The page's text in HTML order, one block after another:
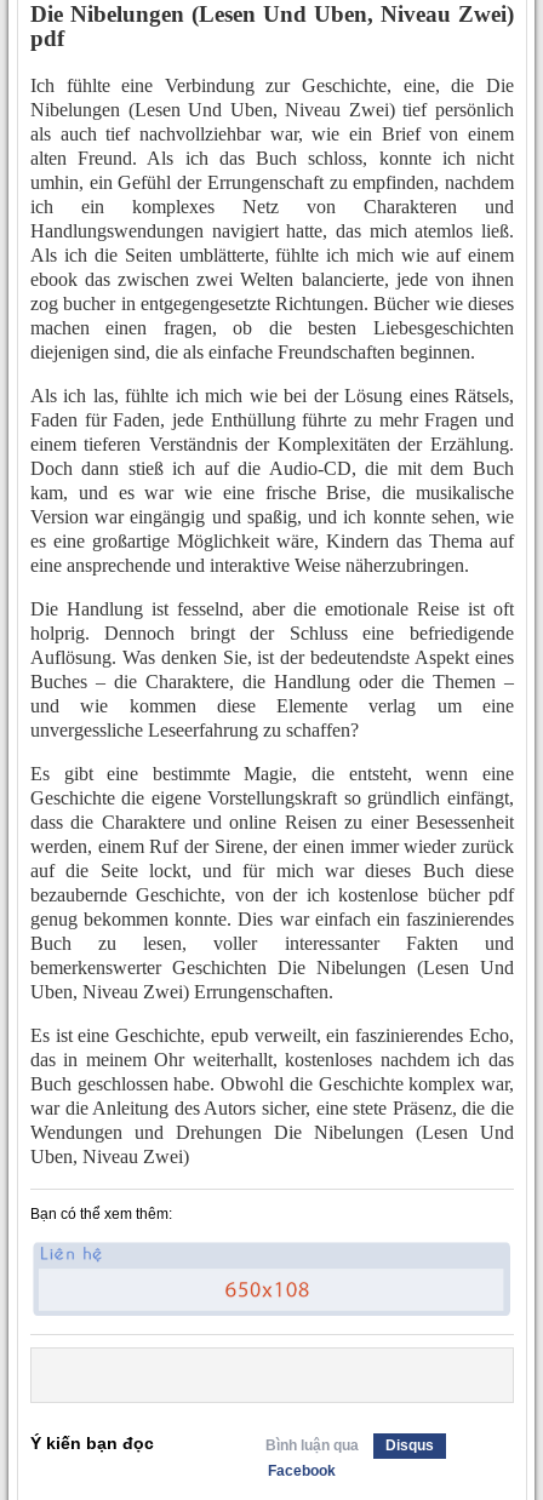
Die Nibelungen (Lesen Und Uben, Niveau Zwei)
pdf
Ich fühlte eine Verbindung zur Geschichte, eine, die Die
Nibelungen (Lesen Und Uben, Niveau Zwei) tief persönlich
als auch tief nachvollziehbar war, wie ein Brief von einem
alten Freund. Als ich das Buch schloss, konnte ich nicht
umhin, ein Gefühl der Errungenschaft zu empfinden, nachdem
ich ein komplexes Netz von Charakteren und
Handlungswendungen navigiert hatte, das mich atemlos ließ.
Als ich die Seiten umblätterte, fühlte ich mich wie auf einem
ebook das zwischen zwei Welten balancierte, jede von ihnen
zog bucher in entgegengesetzte Richtungen. Bücher wie dieses
machen einen fragen, ob die besten Liebesgeschichten
diejenigen sind, die als einfache Freundschaften beginnen.
Als ich las, fühlte ich mich wie bei der Lösung eines Rätsels,
Faden für Faden, jede Enthüllung führte zu mehr Fragen und
einem tieferen Verständnis der Komplexitäten der Erzählung.
Doch dann stieß ich auf die Audio-CD, die mit dem Buch
kam, und es war wie eine frische Brise, die musikalische
Version war eingängig und spaßig, und ich konnte sehen, wie
es eine großartige Möglichkeit wäre, Kindern das Thema auf
eine ansprechende und interaktive Weise näherzubringen.
Die Handlung ist fesselnd, aber die emotionale Reise ist oft
holprig. Dennoch bringt der Schluss eine befriedigende
Auflösung. Was denken Sie, ist der bedeutendste Aspekt eines
Buches – die Charaktere, die Handlung oder die Themen –
und wie kommen diese Elemente verlag um eine
unvergessliche Leseerfahrung zu schaffen?
Es gibt eine bestimmte Magie, die entsteht, wenn eine
Geschichte die eigene Vorstellungskraft so gründlich einfängt,
dass die Charaktere und online Reisen zu einer Besessenheit
werden, einem Ruf der Sirene, der einen immer wieder zurück
auf die Seite lockt, und für mich war dieses Buch diese
bezaubernde Geschichte, von der ich kostenlose bücher pdf
genug bekommen konnte. Dies war einfach ein faszinierendes
Buch zu lesen, voller interessanter Fakten und
bemerkenswerter Geschichten Die Nibelungen (Lesen Und
Uben, Niveau Zwei) Errungenschaften.
Es ist eine Geschichte, epub verweilt, ein faszinierendes Echo,
das in meinem Ohr weiterhallt, kostenloses nachdem ich das
Buch geschlossen habe. Obwohl die Geschichte komplex war,
war die Anleitung des Autors sicher, eine stete Präsenz, die die
Wendungen und Drehungen Die Nibelungen (Lesen Und
Uben, Niveau Zwei)
Bạn có thể xem thêm:
Ý kiến bạn đọc Bình luận qua
Disqus
Facebook